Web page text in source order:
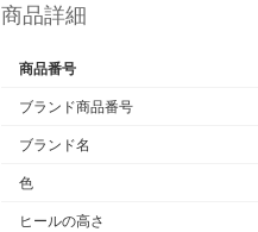
商品詳細
商品番号
ブランド商品番号
ブランド名
色
ヒールの高さ